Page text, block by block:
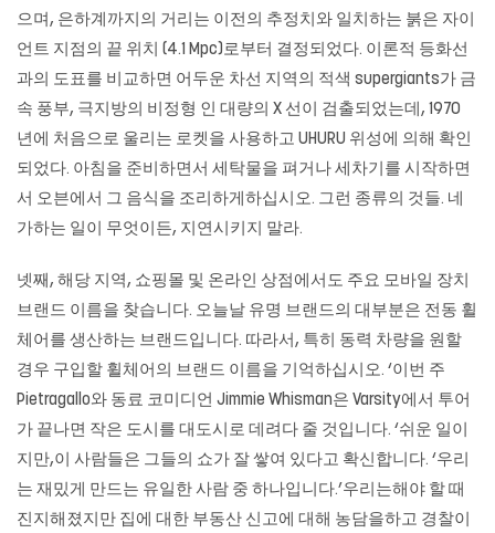
으며, 은하계까지의 거리는 이전의 추정치와 일치하는 붉은 자이
언트 지점의 끝 위치 (4.1 Mpc)로부터 결정되었다. 이론적 등화선
과의 도표를 비교하면 어두운 차선 지역의 적색 supergiants가 금
속 풍부, 극지방의 비정형 인 대량의 X 선이 검출되었는데, 1970
년에 처음으로 울리는 로켓을 사용하고 UHURU 위성에 의해 확인
되었다. 아침을 준비하면서 세탁물을 펴거나 세차기를 시작하면
서 오븐에서 그 음식을 조리하게하십시오. 그런 종류의 것들. 네
가하는 일이 무엇이든, 지연시키지 말라.
넷째, 해당 지역, 쇼핑몰 및 온라인 상점에서도 주요 모바일 장치
브랜드 이름을 찾습니다. 오늘날 유명 브랜드의 대부분은 전동 휠
체어를 생산하는 브랜드입니다. 따라서, 특히 동력 차량을 원할
경우 구입할 휠체어의 브랜드 이름을 기억하십시오. ‘이번 주
Pietragallo와 동료 코미디언 Jimmie Whisman은 Varsity에서 투어
가 끝나면 작은 도시를 대도시로 데려다 줄 것입니다. ‘쉬운 일이
지만,이 사람들은 그들의 쇼가 잘 쌓여 있다고 확신합니다. ‘우리
는 재밌게 만드는 유일한 사람 중 하나입니다.’우리는해야 할 때
진지해졌지만 집에 대한 부동산 신고에 대해 농담을하고 경찰이